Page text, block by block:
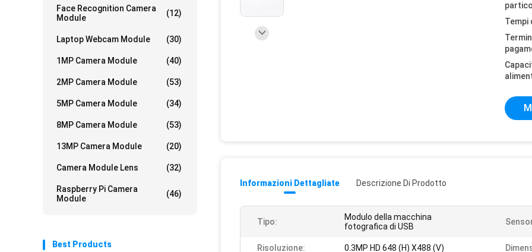
Face Recognition Camera
Module
(12)
Laptop Webcam Module (30)
1MP Camera Module (40)
2MP Camera Module (53)
5MP Camera Module (34)
8MP Camera Module (53)
13MP Camera Module (20)
Camera Module Lens (32)
Raspberry Pi Camera
Module
(46)
Best Products
Tempi
Informazioni Dettagliate Descrizione Di Prodotto
Tipo:
Modulo della macchina
fotografica di USB
Risoluzione: 0.3MP HD 648 (H) X488 (V)